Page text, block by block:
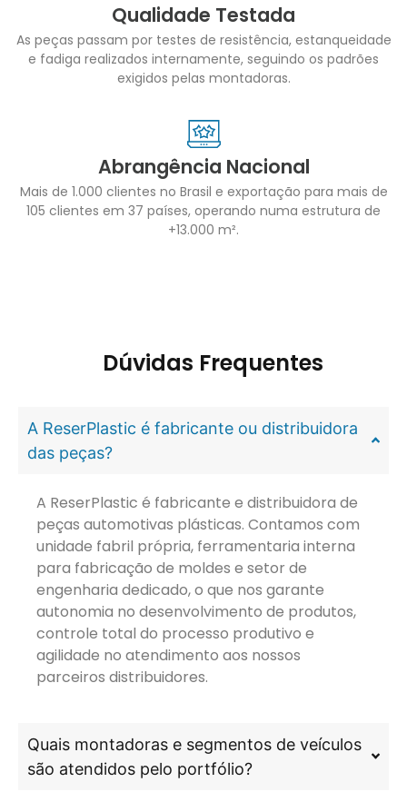
Qualidade Testada
As peças passam por testes de resistência, estanqueidade
e fadiga realizados internamente, seguindo os padrões
exigidos pelas montadoras.
Abrangência Nacional
Mais de 1.000 clientes no Brasil e exportação para mais de
105 clientes em 37 países, operando numa estrutura de
+13.000 m².
Dúvidas Frequentes
A ReserPlastic é fabricante ou distribuidora
das peças?
A ReserPlastic é fabricante e distribuidora de
peças automotivas plásticas. Contamos com
unidade fabril própria, ferramentaria interna
para fabricação de moldes e setor de
engenharia dedicado, o que nos garante
autonomia no desenvolvimento de produtos,
controle total do processo produtivo e
agilidade no atendimento aos nossos
parceiros distribuidores.
Quais montadoras e segmentos de veículos
são atendidos pelo portfólio?